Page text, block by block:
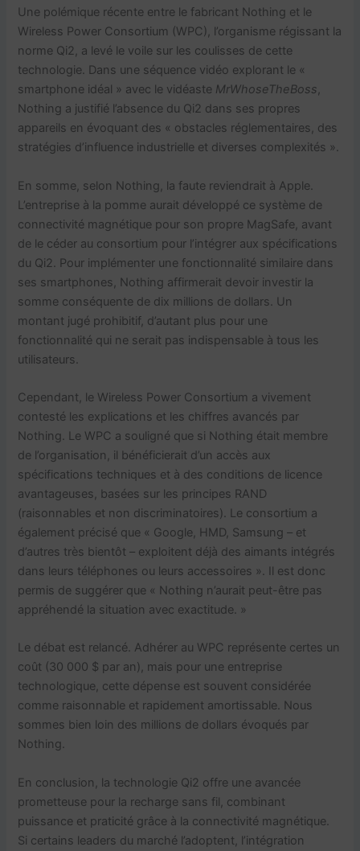
Une polémique récente entre le fabricant Nothing et le
Wireless Power Consortium (WPC), l’organisme régissant la
norme Qi2, a levé le voile sur les coulisses de cette
technologie. Dans une séquence vidéo explorant le «
smartphone idéal » avec le vidéaste MrWhoseTheBoss,
Nothing a justifié l’absence du Qi2 dans ses propres
appareils en évoquant des « obstacles réglementaires, des
stratégies d’influence industrielle et diverses complexités ».
En somme, selon Nothing, la faute reviendrait à Apple.
L’entreprise à la pomme aurait développé ce système de
connectivité magnétique pour son propre MagSafe, avant
de le céder au consortium pour l’intégrer aux spécifications
du Qi2. Pour implémenter une fonctionnalité similaire dans
ses smartphones, Nothing affirmerait devoir investir la
somme conséquente de dix millions de dollars. Un
montant jugé prohibitif, d’autant plus pour une
fonctionnalité qui ne serait pas indispensable à tous les
utilisateurs.
Cependant, le Wireless Power Consortium a vivement
contesté les explications et les chiffres avancés par
Nothing. Le WPC a souligné que si Nothing était membre
de l’organisation, il bénéficierait d’un accès aux
spécifications techniques et à des conditions de licence
avantageuses, basées sur les principes RAND
(raisonnables et non discriminatoires). Le consortium a
également précisé que « Google, HMD, Samsung – et
d’autres très bientôt – exploitent déjà des aimants intégrés
dans leurs téléphones ou leurs accessoires ». Il est donc
permis de suggérer que « Nothing n’aurait peut-être pas
appréhendé la situation avec exactitude. »
Le débat est relancé. Adhérer au WPC représente certes un
coût (30 000 $ par an), mais pour une entreprise
technologique, cette dépense est souvent considérée
comme raisonnable et rapidement amortissable. Nous
sommes bien loin des millions de dollars évoqués par
Nothing.
En conclusion, la technologie Qi2 offre une avancée
prometteuse pour la recharge sans fil, combinant
puissance et praticité grâce à la connectivité magnétique.
Si certains leaders du marché l’adoptent, l’intégration